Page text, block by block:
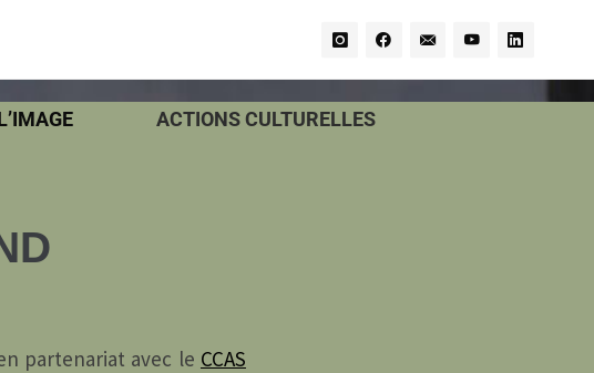
ACTIONS CULTURELLES
partenariat avec le CCAS